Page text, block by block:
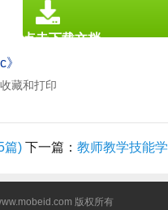
藏和打印
点击下载文档
篇) 下一篇： 教师教学技能学
版权所有